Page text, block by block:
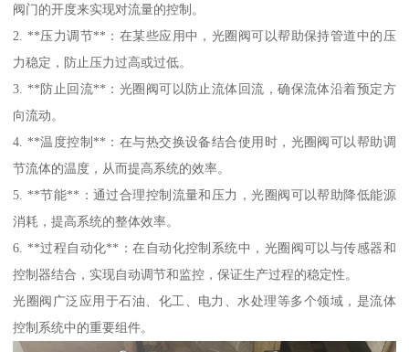
阀门的开度来实现对流量的控制。
2. **压力调节**：在某些应用中，光圈阀可以帮助保持管道中的压
力稳定，防止压力过高或过低。
3. **防止回流**：光圈阀可以防止流体回流，确保流体沿着预定方
向流动。
4. **温度控制**：在与热交换设备结合使用时，光圈阀可以帮助调
节流体的温度，从而提高系统的效率。
5. **节能**：通过合理控制流量和压力，光圈阀可以帮助降低能源
消耗，提高系统的整体效率。
6. **过程自动化**：在自动化控制系统中，光圈阀可以与传感器和
控制器结合，实现自动调节和监控，保证生产过程的稳定性。
光圈阀广泛应用于石油、化工、电力、水处理等多个领域，是流体
控制系统中的重要组件。